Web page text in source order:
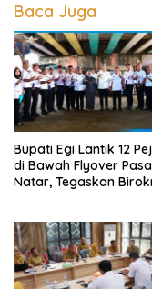
Baca Juga
Bupati Egi Lantik 12
di Bawah Flyover
Natar, Tegaskan